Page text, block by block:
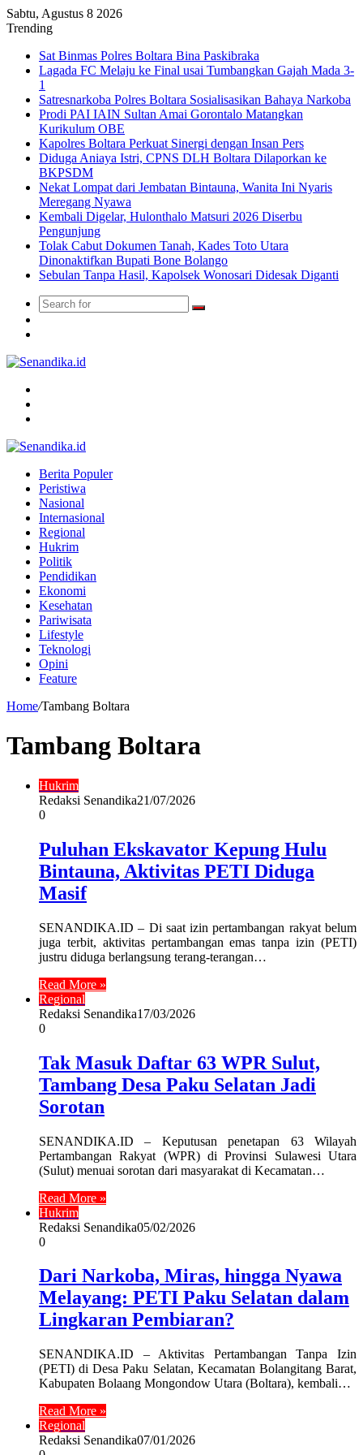
Sabtu, Agustus 8 2026
Trending
Sat Binmas Polres Boltara Bina Paskibraka
Lagada FC Melaju ke Final usai Tumbangkan Gajah Mada 3-
1
Satresnarkoba Polres Boltara Sosialisasikan Bahaya Narkoba
Prodi PAI IAIN Sultan Amai Gorontalo Matangkan
Kurikulum OBE
Kapolres Boltara Perkuat Sinergi dengan Insan Pers
Diduga Aniaya Istri, CPNS DLH Boltara Dilaporkan ke
BKPSDM
Nekat Lompat dari Jembatan Bintauna, Wanita Ini Nyaris
Meregang Nyawa
Kembali Digelar, Hulonthalo Matsuri 2026 Diserbu
Pengunjung
Tolak Cabut Dokumen Tanah, Kades Toto Utara
Dinonaktifkan Bupati Bone Bolango
Sebulan Tanpa Hasil, Kapolsek Wonosari Didesak Diganti
Search
Berita Populer
Peristiwa
Nasional
Internasional
Regional
Hukrim
Politik
Pendidikan
Ekonomi
Kesehatan
Pariwisata
Lifestyle
Teknologi
Opini
Feature
Home/Tambang Boltara
Tambang Boltara
Hukrim
Redaksi Senandika21/07/2026
0
Puluhan Ekskavator Kepung Hulu
Bintauna, Aktivitas PETI Diduga
Masif
SENANDIKA.ID – Di saat izin pertambangan rakyat belum
juga terbit, aktivitas pertambangan emas tanpa izin (PETI)
justru diduga berlangsung terang-terangan…
Read More »
Regional
Redaksi Senandika17/03/2026
0
Tak Masuk Daftar 63 WPR Sulut,
Tambang Desa Paku Selatan Jadi
Sorotan
SENANDIKA.ID – Keputusan penetapan 63 Wilayah
Pertambangan Rakyat (WPR) di Provinsi Sulawesi Utara
(Sulut) menuai sorotan dari masyarakat di Kecamatan…
Read More »
Hukrim
Redaksi Senandika05/02/2026
0
Dari Narkoba, Miras, hingga Nyawa
Melayang: PETI Paku Selatan dalam
Lingkaran Pembiaran?
SENANDIKA.ID – Aktivitas Pertambangan Tanpa Izin
(PETI) di Desa Paku Selatan, Kecamatan Bolangitang Barat,
Kabupaten Bolaang Mongondow Utara (Boltara), kembali…
Read More »
Regional
Redaksi Senandika07/01/2026